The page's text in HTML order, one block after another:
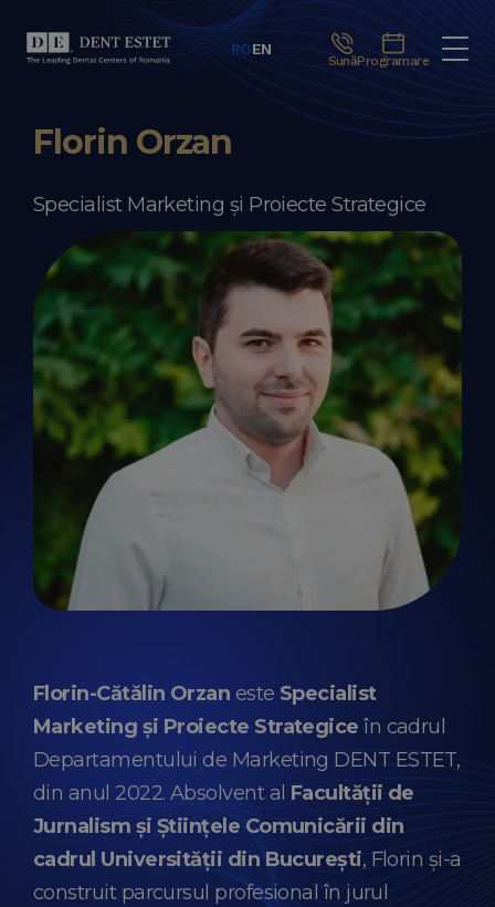
ROEN
SunăProgramare
Florin Orzan
Specialist Marketing și Proiecte Strategice
Florin-Cătălin Orzan este Specialist
Marketing și Proiecte Strategice în cadrul
Departamentului de Marketing DENT ESTET,
din anul 2022. Absolvent al Facultății de
Jurnalism și Științele Comunicării din
cadrul Universității din București, Florin și-a
construit parcursul profesional în jurul